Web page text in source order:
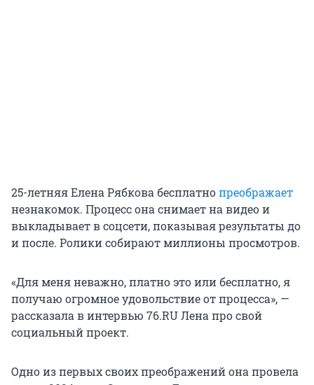
25-летняя Елена Рябкова бесплатнопреображает
незнакомок. Процесс она снимает на видео и
выкладывает в соцсети, показывая результаты до
и после. Ролики собирают миллионы просмотров.
«Для меня неважно, платно это или бесплатно, я
получаю огромное удовольствие от процесса», —
рассказала в интервью 76.RU Лена про свой
социальный проект.
Одно из первых своих преображений она провела